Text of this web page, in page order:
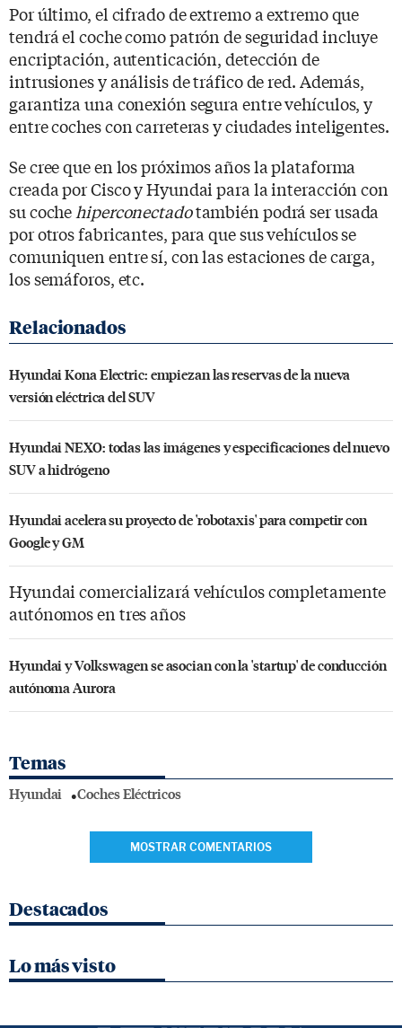
Por último, el cifrado de extremo a extremo que
tendrá el coche como patrón de seguridad incluye
encriptación, autenticación, detección de
intrusiones y análisis de tráfico de red. Además,
garantiza una conexión segura entre vehículos, y
entre coches con carreteras y ciudades inteligentes.
Se cree que en los próximos años la plataforma
creada por Cisco y Hyundai para la interacción con
su coche hiperconectadotambién podrá ser usada
por otros fabricantes, para que sus vehículos se
comuniquen entre sí, con las estaciones de carga,
los semáforos, etc.
Hyundai Kona Electric: empiezan las reservas de la nueva
versión eléctrica del SUV
Hyundai NEXO: todas las imágenes y especificaciones del nuevo
SUV a hidrógeno
Hyundai acelera su proyecto de 'robotaxis' para competir con
Google y GM
Hyundai comercializará vehículos completamente
autónomos en tres años
Hyundai y Volkswagen se asocian con la 'startup' de conducción
autónoma Aurora
Temas
Hyundai Coches Eléctricos
MOSTRAR COMENTARIOS
Destacados
Lo más visto